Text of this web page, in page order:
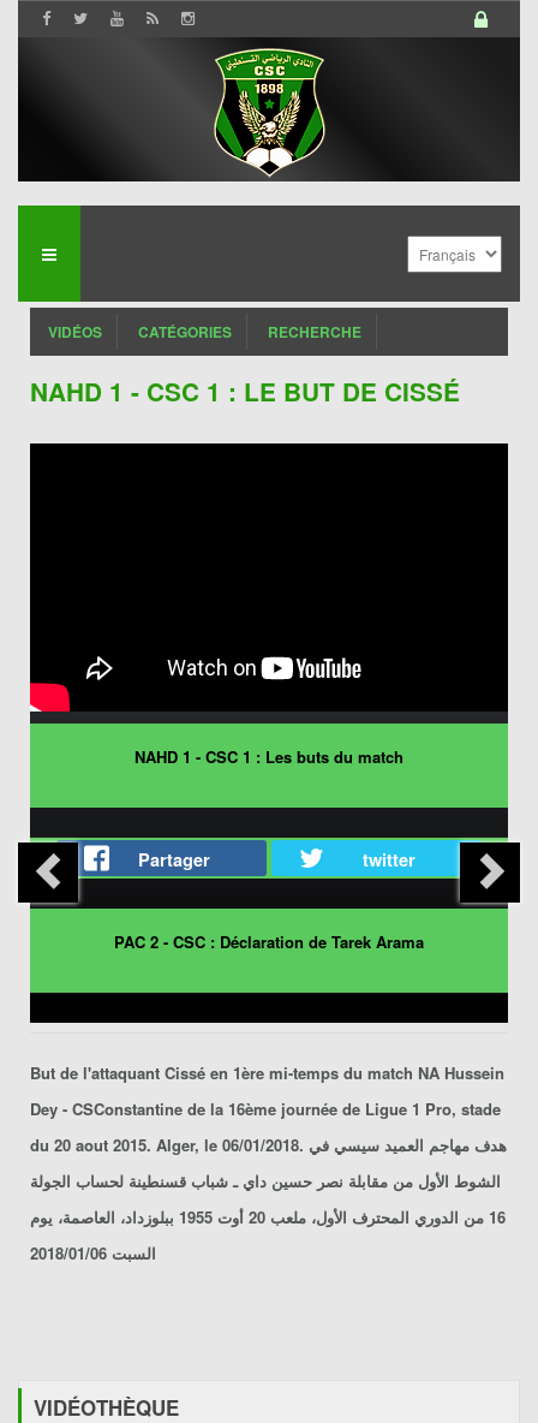
VIDÉOS CATÉGORIES RECHERCHE
NAHD 1 - CSC 1 : LE BUT DE CISSÉ
NAHD 1 - CSC 1 : Les buts du match
Partager twitter
PAC 2 - CSC : Déclaration de Tarek Arama
But de l'attaquant Cissé en 1ère mi-temps du match NA Hussein
Dey - CSConstantine de la 16ème journée de Ligue 1 Pro, stade
du 20 aout 2015. Alger, le 06/01/2018. هدف مهاجم العميد سيسي في
الشوط الأول من مقابلة نصر حسين داي ـ شباب قسنطينة لحساب الجولة
16 من الدوري المحترف الأول، ملعب 20 أوت 1955 ببلوزداد، العاصمة، يوم
السبت 2018/01/06
VIDÉOTHÈQUE